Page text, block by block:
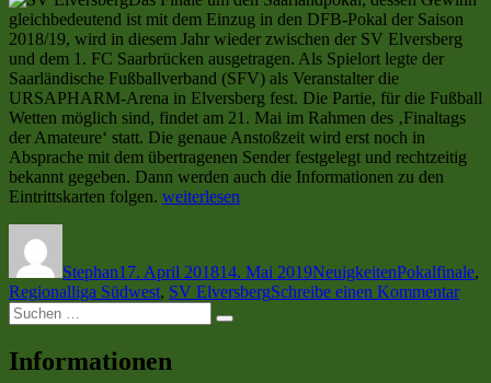
gleichbedeutend ist mit dem Einzug in den DFB-Pokal der Saison
2018/19, wird in diesem Jahr wieder zwischen der SV Elversberg
und dem 1. FC Saarbrücken ausgetragen. Als Spielort legte der
Saarländische Fußballverband (SFV) als Veranstalter die
URSAPHARM-Arena in Elversberg fest. Die Partie, für die Fußball
Wetten möglich sind, findet am 21. Mai im Rahmen des ‚Finaltags
der Amateure‘ statt. Die genaue Anstoßzeit wird erst noch in
Absprache mit dem übertragenen Sender festgelegt und rechtzeitig
bekannt gegeben. Dann werden auch die Informationen zu den
Eintrittskarten folgen. „Die
das
Pokalfinale
FC
weiterlesen
Stephan17. April 201814. Mai 2019NeuigkeitenPokalfinale,
Regionalliga Südwest, SV ElversbergSchreibe einen Kommentarzu
Suchen
nach:
Suchen
Informationen